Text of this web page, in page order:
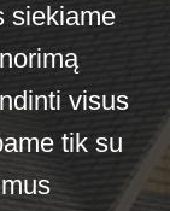
siekiame
visus
tik su